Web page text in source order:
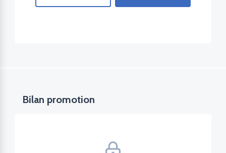
Bilan promotion